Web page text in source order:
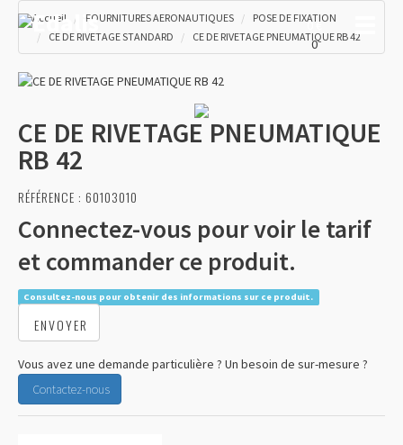
0 €
0
Accueil FOURNITURES AERONAUTIQUES
POSE DE FIXATION
CE DE RIVETAGE STANDARD
CE DE RIVETAGE PNEUMATIQUE RB 42
CE DE RIVETAGE PNEUMATIQUE
RB 42
RÉFÉRENCE : 60103010
Connectez-vous pour voir le tarif
et commander ce produit.
Consultez-nous pour obtenir des informations sur ce produit.
ENVOYER
Vous avez une demande particulière ? Un besoin de sur-mesure ?
Contactez-nous